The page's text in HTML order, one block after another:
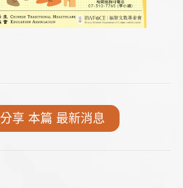
分享 本篇 最新消息